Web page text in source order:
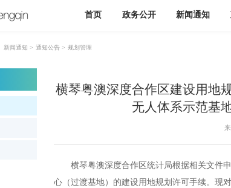
首页 政务公开 新闻通知
新闻通知 > 通知公告 > 规划管理
横琴粤澳深度合作区建设用
无人体系示范基
横琴粤澳深度合作区统计局根据相关文件申
心（过渡基地）的建设用地规划许可手续。现